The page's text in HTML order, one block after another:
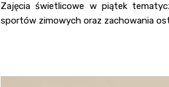
Zajęcia świetlicowe w piątek
sportów zimowych oraz zachowania